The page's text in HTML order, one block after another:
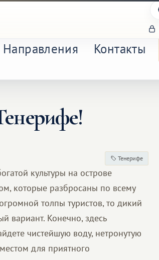
Направления Контакты
Тенерифе
культуры на острове
которые разбросаны по всему
толпы туристов, то дикий
вариант. Конечно, здесь
чистейшую воду, нетронутую
для приятного